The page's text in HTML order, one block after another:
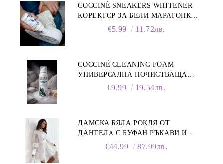
COCCINÈ SNEAKERS WHITENER
КОРЕКТОР ЗА БЕЛИ МАРАТОНКИ,
€5.99 11.72лв.
COCCINÉ CLEANING FOAM
УНИВЕРСАЛНА ПОЧИСТВАЩА
ПЯНА ЗА ОБУВКИ, 150 МЛ
€9.99 19.54лв.
ДАМСКА БЯЛА РОКЛЯ ОТ
ДАНТЕЛА С БУФАН РЪКАВИ И
€44.99 87.99лв.